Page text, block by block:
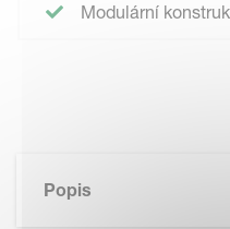
Modulární
Popis